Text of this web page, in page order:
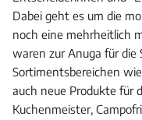
Dabei geht es um die
noch eine mehrheitlich
waren zur Anuga für die
Sortimentsbereichen
auch neue Produkte für
Kuchenmeister,